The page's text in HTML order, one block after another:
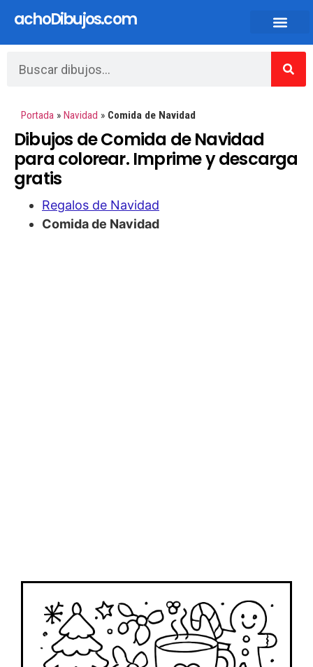
achoDibujos.com
Portada » Navidad » Comida de Navidad
Dibujos de Comida de Navidad
para colorear. Imprime y descarga
gratis
Regalos de Navidad
Comida de Navidad